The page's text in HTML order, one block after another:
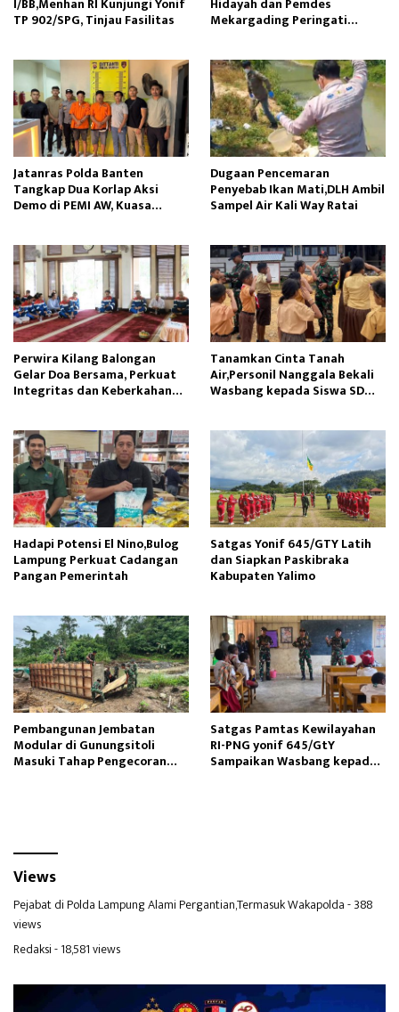
TP 902/SPG, Tinjau Fasilitas Mekargading Peringati
Jatanras Polda Banten
Tangkap Dua Korlap Aksi
Demo di PEMI AW, Kuasa
Dugaan Pencemaran
Penyebab Ikan Mati,DLH Ambil
Sampel Air Kali Way Ratai
Perwira Kilang Balongan
Gelar Doa Bersama, Perkuat
Integritas dan Keberkahan
Tanamkan Cinta Tanah
Air,Personil Nanggala Bekali
Wasbang kepada Siswa SD
Hadapi Potensi El Nino,Bulog
Lampung Perkuat Cadangan
Pangan Pemerintah
Satgas Yonif 645/GTY Latih
dan Siapkan Paskibraka
Kabupaten Yalimo
Pembangunan Jembatan
Modular di Gunungsitoli
Masuki Tahap Pengecoran
Satgas Pamtas Kewilayahan
RI-PNG yonif 645/GtY
Sampaikan Wasbang kepada
Views
Pejabat di Polda Lampung Alami Pergantian,Termasuk Wakapolda- 388
views
Redaksi- 18,581 views